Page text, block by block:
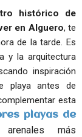
histórico de
en Alguero, te
de la tarde. Es
y la arquitectura
inspiración
playa antes de
esta
playas de
más